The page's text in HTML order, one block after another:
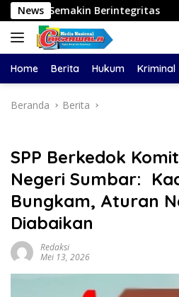
Langsung
ke
konten
News
Berintegritas
Home Berita Hukum Kriminal
Beranda Berita
SPP Berkedok
Negeri Sumbar:
Bungkam, Aturan
Diabaikan
Redaksi
Mei 13, 2026